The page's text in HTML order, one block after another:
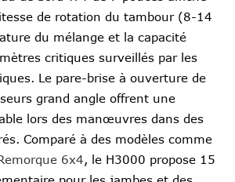
de rotation du tambour (8-14
du mélange et la capacité
critiques surveillés par les
Le pare-brise à ouverture de
grand angle offrent une
lors des manœuvres dans des
Comparé à des modèles comme
6x4, le H3000 propose 15